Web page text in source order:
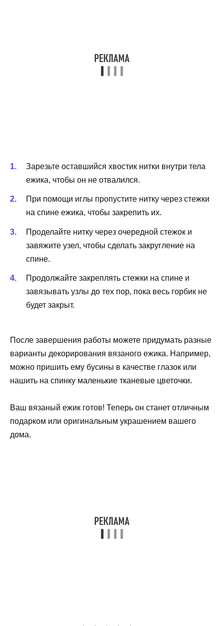
Зарезьте оставшийся хвостик нитки внутри тела
ежика, чтобы он не отвалился.
При помощи иглы пропустите нитку через стежки
на спине ежика, чтобы закрепить их.
Проделайте нитку через очередной стежок и
завяжите узел, чтобы сделать закругление на
спине.
Продолжайте закреплять стежки на спине и
завязывать узлы до тех пор, пока весь горбик не
будет закрыт.
После завершения работы можете придумать разные
варианты декорирования вязаного ежика. Например,
можно пришить ему бусины в качестве глазок или
нашить на спинку маленькие тканевые цветочки.
Ваш вязаный ежик готов! Теперь он станет отличным
подарком или оригинальным украшением вашего
дома.